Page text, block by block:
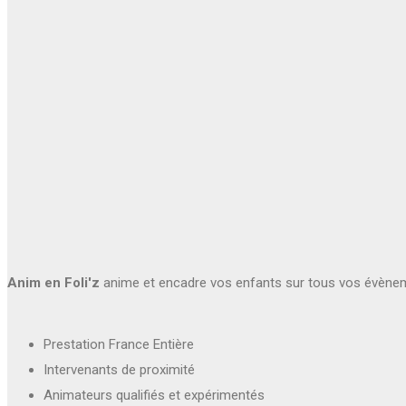
Anim en Foli'z anime et encadre vos enfants sur tous vos
Prestation France Entière
Intervenants de proximité
Animateurs qualifiés et expérimentés